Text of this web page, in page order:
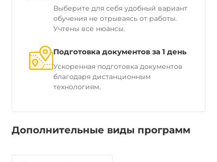
Выберите для себя удобный вариант
обучения не отрываясь от работы.
Учтены все нюансы.
Подготовка документов за 1 день
Ускоренная подготовка документов
благодаря дистанционным
технологиям.
Дополнительные виды программ